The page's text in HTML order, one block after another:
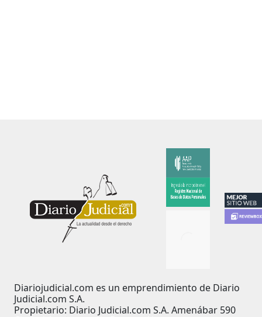
Diariojudicial.com es un emprendimiento de Diario
Judicial.com S.A.
Propietario: Diario Judicial.com S.A. Amenábar 590